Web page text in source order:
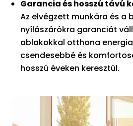
Garancia és hosszú távú
Az elvégzett munkára és a
nyílászárókra garanciát
ablakokkal otthona
csendesebbé és
hosszú éveken keresztül.